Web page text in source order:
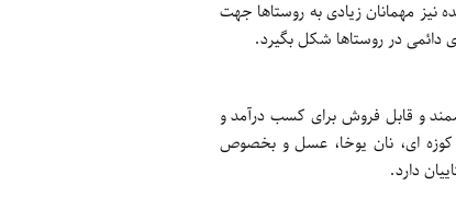
نیز مهمانان زیادی به روستاها جهت
دائمی در روستاها شکل بگیرد.
و قابل فروش برای کسب درآمد و
کوزه ای، نان یوخا، عسل و بخصوص
دارد.